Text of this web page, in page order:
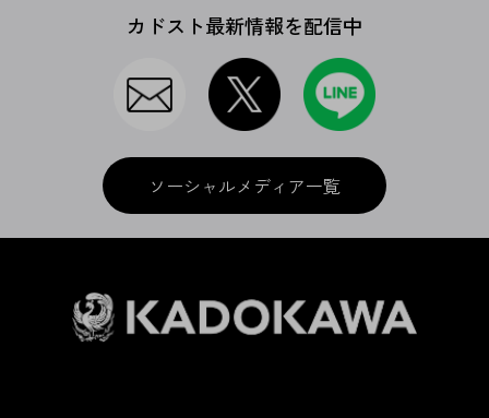
カドスト最新情報を配信中
ソーシャルメディア一覧